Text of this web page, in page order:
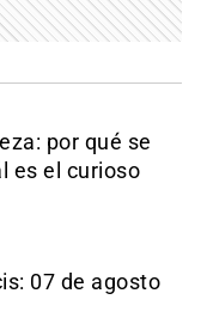
por qué se
es el curioso
07 de agosto